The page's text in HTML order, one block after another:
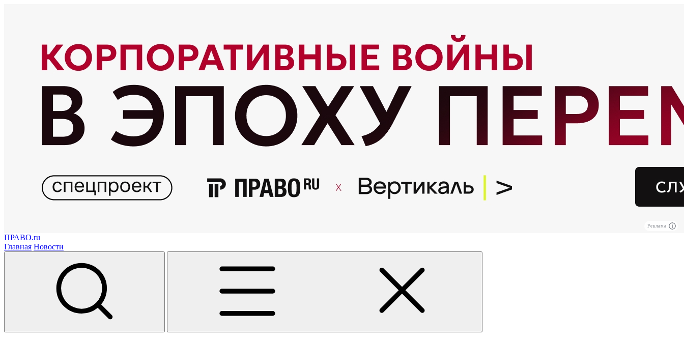
Реклама
ПРАВО.ru
Главная Новости